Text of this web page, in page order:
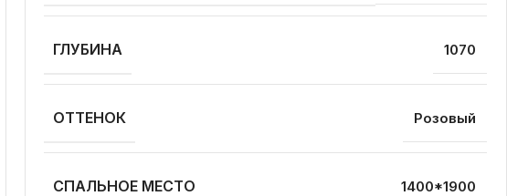
ГЛУБИНА 1070
ОТТЕНОК Розовый
СПАЛЬНОЕ МЕСТО 1400*1900